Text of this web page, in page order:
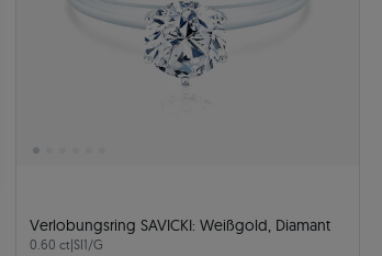
Verlobungsring SAVICKI: Weißgold, Diamant
0.60 ct|SI1/G